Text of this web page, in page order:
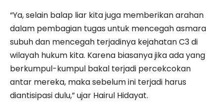
“Ya, selain balap liar kita juga memberikan arahan
dalam pembagian tugas untuk mencegah asmara
subuh dan mencegah terjadinya kejahatan C3 di
wilayah hukum kita. Karena biasanya jika ada yang
berkumpul-kumpul bakal terjadi percekcokan
antar mereka, maka sebelum ini terjadi harus
diantisipasi dulu,” ujar Hairul Hidayat.